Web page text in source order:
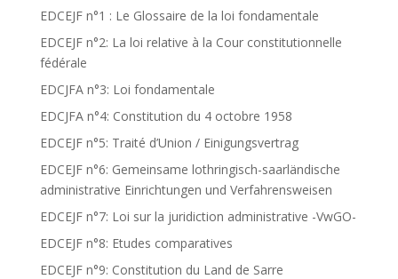
EDCEJF n°1 : Le Glossaire de la loi fondamentale
EDCEJF n°2: La loi relative à la Cour constitutionnelle
fédérale
EDCJFA n°3: Loi fondamentale
EDCJFA n°4: Constitution du 4 octobre 1958
EDCEJF n°5: Traité d’Union / Einigungsvertrag
EDCEJF n°6: Gemeinsame lothringisch-saarländische
administrative Einrichtungen und Verfahrensweisen
EDCEJF n°7: Loi sur la juridiction administrative -VwGO-
EDCEJF n°8: Etudes comparatives
EDCEJF n°9: Constitution du Land de Sarre